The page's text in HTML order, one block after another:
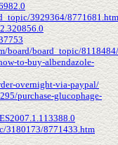
3929364/8771681.htm
board/board_topic/
to-buy-albendazole-
overnight-via-paypal/
purchase-glucophage-
3180173/8771433.htm